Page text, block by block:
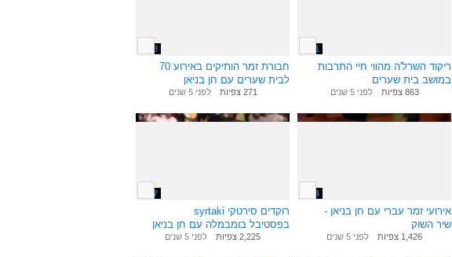
5:51
ריקוד השרל'ה מהווי חיי התרבות
במושב בית שערים
863 צפיות לפני 5 שנים
4:13
חבורת זמר הותיקים באירוע 70
לבית שערים עם חן בניאן
271 צפיות לפני 5 שנים
3:04
אירועי זמר עברי עם חן בניאן -
שיר השוק
1,426 צפיות לפני 5 שנים
2:27
רוקדים סירטקי syrtaki
בפסטיבל בומבמלה עם חן בניאן
2,225 צפיות לפני 5 שנים